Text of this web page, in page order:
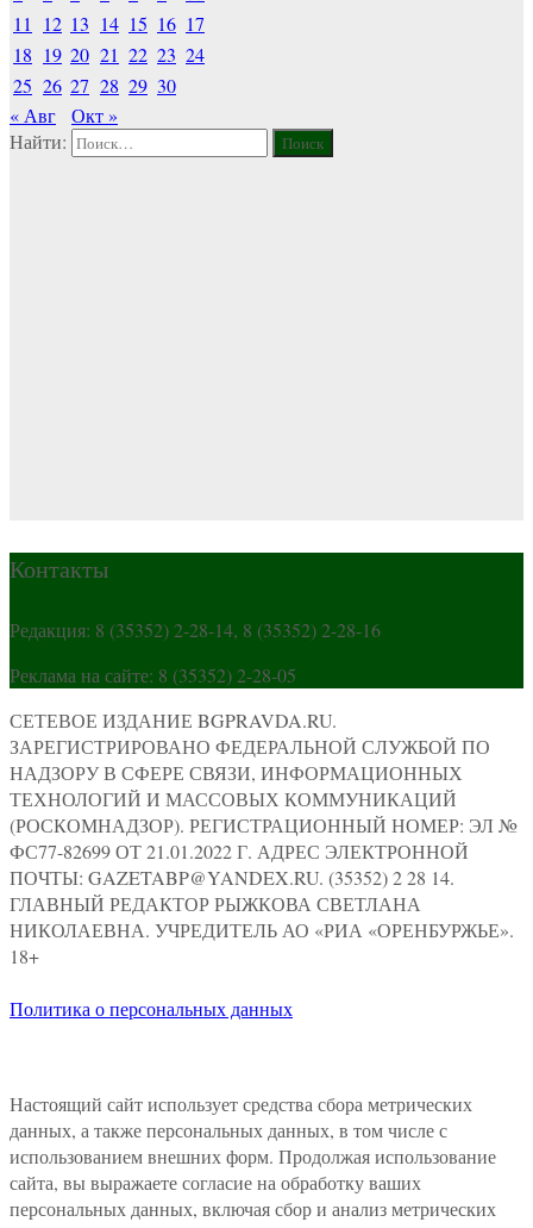
11
12 13 14 15 16 17
18 19 20 21 22 23 24
25 26 27 28 29 30
« Авг
Окт »
Найти:
Контакты
Редакция: 8 (35352) 2-28-14, 8 (35352) 2-28-16
Реклама на сайте: 8 (35352) 2-28-05
СЕТЕВОЕ ИЗДАНИЕ BGPRAVDA.RU.
ЗАРЕГИСТРИРОВАНО ФЕДЕРАЛЬНОЙ СЛУЖБОЙ ПО
НАДЗОРУ В СФЕРЕ СВЯЗИ, ИНФОРМАЦИОННЫХ
ТЕХНОЛОГИЙ И МАССОВЫХ КОММУНИКАЦИЙ
(РОСКОМНАДЗОР). РЕГИСТРАЦИОННЫЙ НОМЕР: ЭЛ №
ФС77-82699 ОТ 21.01.2022 Г. АДРЕС ЭЛЕКТРОННОЙ
ПОЧТЫ: GAZETABP@YANDEX.RU. (35352) 2 28 14.
ГЛАВНЫЙ РЕДАКТОР РЫЖКОВА СВЕТЛАНА
НИКОЛАЕВНА. УЧРЕДИТЕЛЬ АО «РИА «ОРЕНБУРЖЬЕ».
18+
Политика о персональных данных
Настоящий сайт использует средства сбора метрических
данных, а также персональных данных, в том числе с
использованием внешних форм. Продолжая использование
сайта, вы выражаете согласие на обработку ваших
персональных данных, включая сбор и анализ метрических